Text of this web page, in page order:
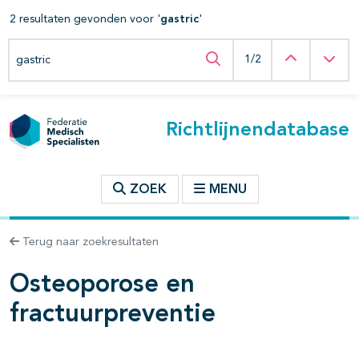
Richtlijnendatabase
ZOEK MENU
Terug naar zoekresultaten
Osteoporose en
fractuurpreventie
binnen deze richtlijn
2 resultaten gevonden voor 'gastric'
Zoeken binnen deze richtlijn
Zoeken binnen deze
1/2 Vorige